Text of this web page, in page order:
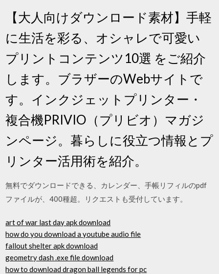
【大人向けダウンロード素材】手軽
に生活を彩る、オシャレで可愛い
プリントコンテンツ10選 をご紹介
します。ブラザーのWebサイトで
す。インクジェットプリンター・
複合機PRIVIO（プリビオ）マガジ
ンページ。暮らしに役立つ情報とプ
リンター活用術を紹介。
無料でダウンロードできる、カレンダー、手帳リフィルのpdf
ファイルが、400種超。リクエストも受付しています。
art of war last day apk download
how do you download a youtube audio file
fallout shelter apk download
geometry dash .exe file download
how to download dragon ball legends for pc